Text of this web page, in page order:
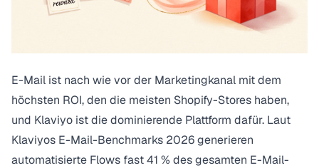
E-Mail ist nach wie vor der Marketingkanal mit dem
höchsten ROI, den die meisten Shopify-Stores haben,
und Klaviyo ist die dominierende Plattform dafür. Laut
Klaviyos E-Mail-Benchmarks 2026generieren
automatisierte Flows fast 41 % des gesamten E-Mail-